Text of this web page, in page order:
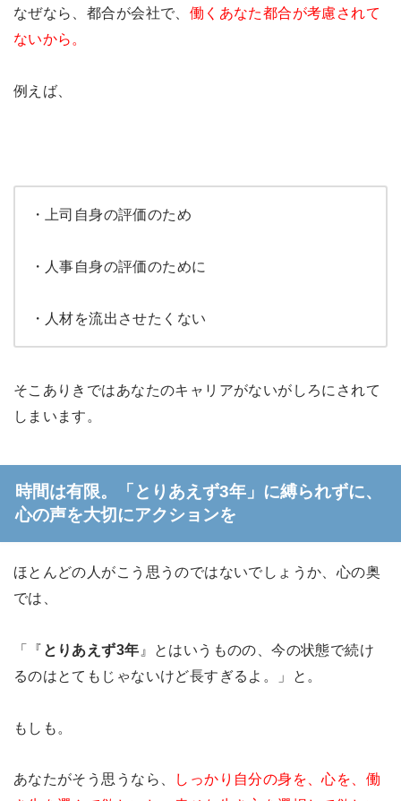
なぜなら、都合が会社で、 働くあなた都合が考慮されて
ないから。
例えば、
・上司自身の評価のため
・人事自身の評価のために
・人材を流出させたくない
そこありきではあなたのキャリアがないがしろにされて
しまいます。
時間は有限。「とりあえず3年」に縛られずに、
心の声を大切にアクションを
ほとんどの人がこう思うのではないでしょうか、心の奥
では、
「『 とりあえず3年 』とはいうものの、今の状態で続け
るのはとてもじゃないけど長すぎるよ。」と。
もしも。
あなたがそう思うなら、
しっかり自分の身を、心を、働